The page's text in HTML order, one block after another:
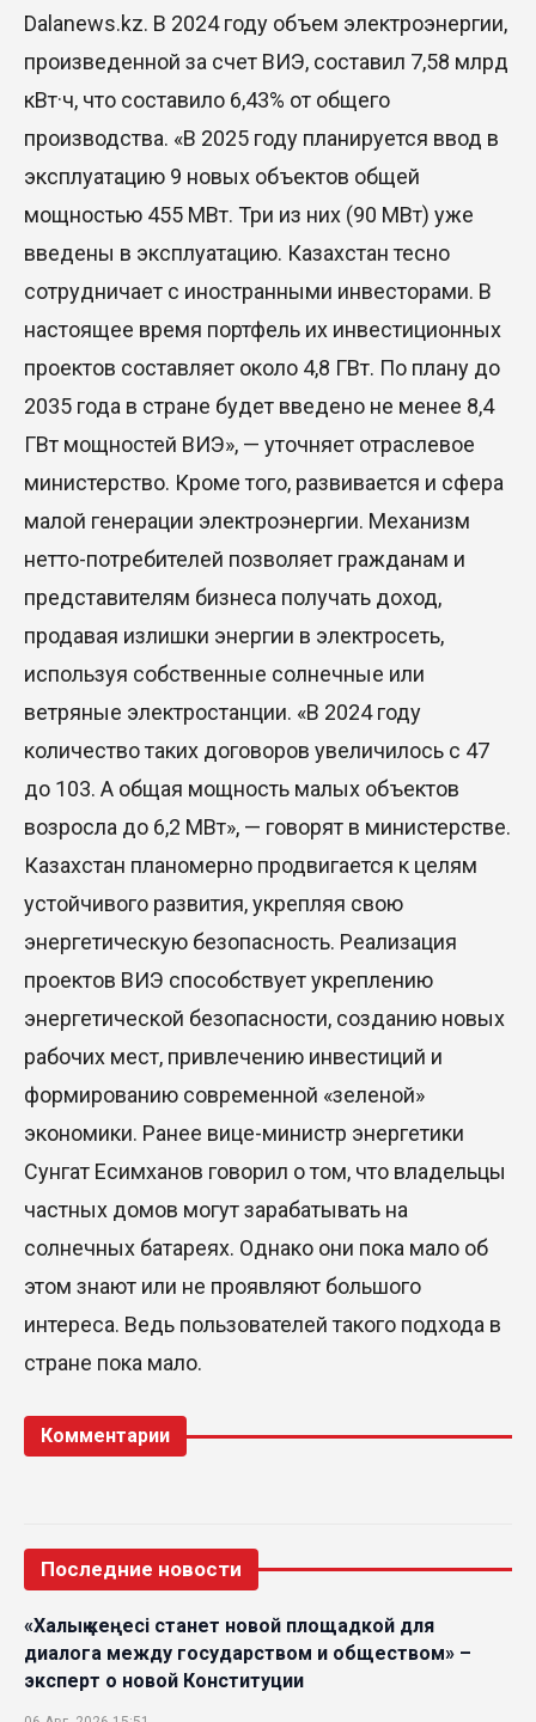
Dalanews.kz. В 2024 году объем электроэнергии,
произведенной за счет ВИЭ, составил 7,58 млрд
кВт·ч, что составило 6,43% от общего
производства. «В 2025 году планируется ввод в
эксплуатацию 9 новых объектов общей
мощностью 455 МВт. Три из них (90 МВт) уже
введены в эксплуатацию. Казахстан тесно
сотрудничает с иностранными инвесторами. В
настоящее время портфель их инвестиционных
проектов составляет около 4,8 ГВт. По плану до
2035 года в стране будет введено не менее 8,4
ГВт мощностей ВИЭ», — уточняет отраслевое
министерство. Кроме того, развивается и сфера
малой генерации электроэнергии. Механизм
нетто-потребителей позволяет гражданам и
представителям бизнеса получать доход,
продавая излишки энергии в электросеть,
используя собственные солнечные или
ветряные электростанции. «В 2024 году
количество таких договоров увеличилось с 47
до 103. А общая мощность малых объектов
возросла до 6,2 МВт», — говорят в министерстве.
Казахстан планомерно продвигается к целям
устойчивого развития, укрепляя свою
энергетическую безопасность. Реализация
проектов ВИЭ способствует укреплению
энергетической безопасности, созданию новых
рабочих мест, привлечению инвестиций и
формированию современной «зеленой»
экономики. Ранее вице-министр энергетики
Сунгат Есимханов говорил о том, что владельцы
частных домов могут зарабатывать на
солнечных батареях. Однако они пока мало об
этом знают или не проявляют большого
интереса. Ведь пользователей такого подхода в
стране пока мало.
Комментарии
Последние новости
«Халық кеңесі станет новой площадкой для
диалога между государством и обществом» –
эксперт о новой Конституции